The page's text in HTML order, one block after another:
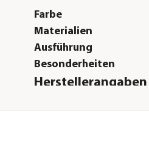
Farbe
Materialien
Ausführung
Besonderheiten
Herstellerangaben